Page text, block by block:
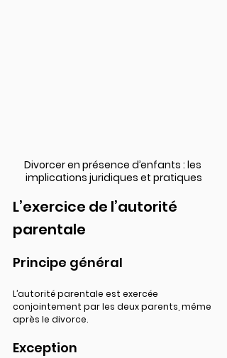
Divorcer en présence d’enfants : les
implications juridiques et pratiques
L’exercice de l’autorité
parentale
Principe général
L’autorité parentale est exercée
conjointement par les deux parents, même
après le divorce.
Exception